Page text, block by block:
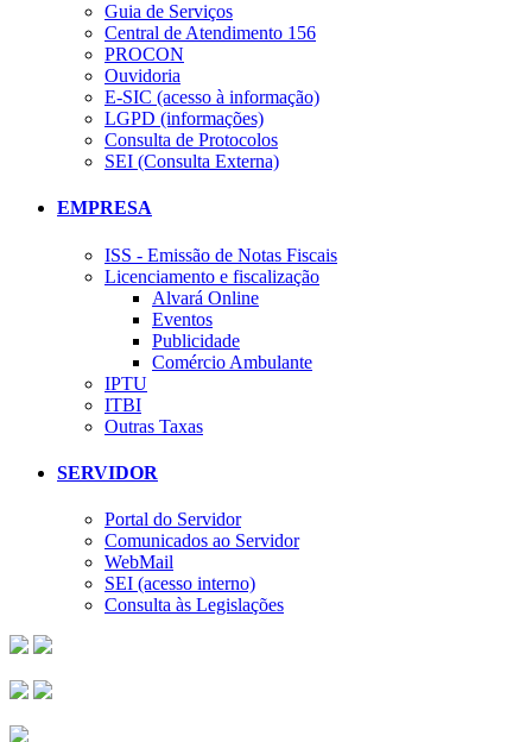
Guia de Serviços
Central de Atendimento 156
PROCON
Ouvidoria
E-SIC (acesso à informação)
LGPD (informações)
Consulta de Protocolos
SEI (Consulta Externa)
EMPRESA
ISS - Emissão de Notas Fiscais
Licenciamento e fiscalização
Alvará Online
Eventos
Publicidade
Comércio Ambulante
IPTU
ITBI
Outras Taxas
SERVIDOR
Portal do Servidor
Comunicados ao Servidor
WebMail
SEI (acesso interno)
Consulta às Legislações